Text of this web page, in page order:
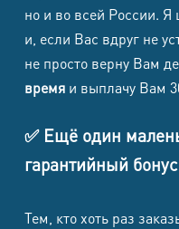
но и во всей России.
и, если Вас вдруг не
не просто верну Вам
времяи выплачу Вам
✅ Ещё один
гарантийный
Тем, кто хоть раз